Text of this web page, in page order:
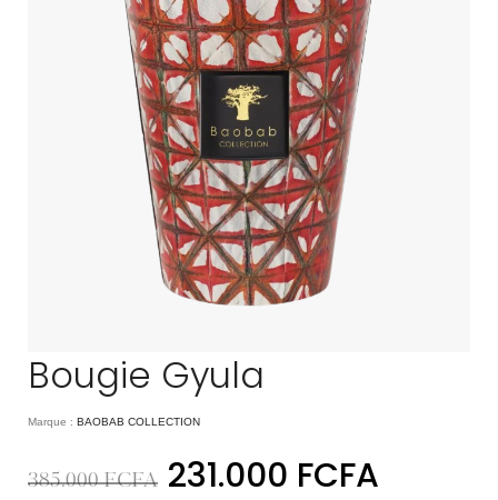
Bougie Gyula
Marque : BAOBAB COLLECTION
385.000FCFA 231.000 FCFA